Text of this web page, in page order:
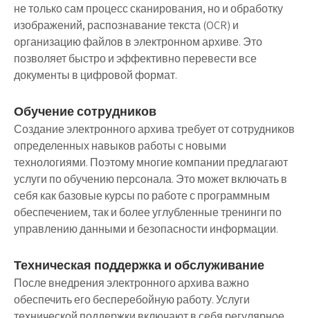
не только сам процесс сканирования, но и обработку
изображений, распознавание текста (OCR) и
организацию файлов в электронном архиве. Это
позволяет быстро и эффективно перевести все
документы в цифровой формат.
Обучение сотрудников
Создание электронного архива требует от сотрудников
определенных навыков работы с новыми
технологиями. Поэтому многие компании предлагают
услуги по обучению персонала. Это может включать в
себя как базовые курсы по работе с программным
обеспечением, так и более углубленные тренинги по
управлению данными и безопасности информации.
Техническая поддержка и обслуживание
После внедрения электронного архива важно
обеспечить его бесперебойную работу. Услуги